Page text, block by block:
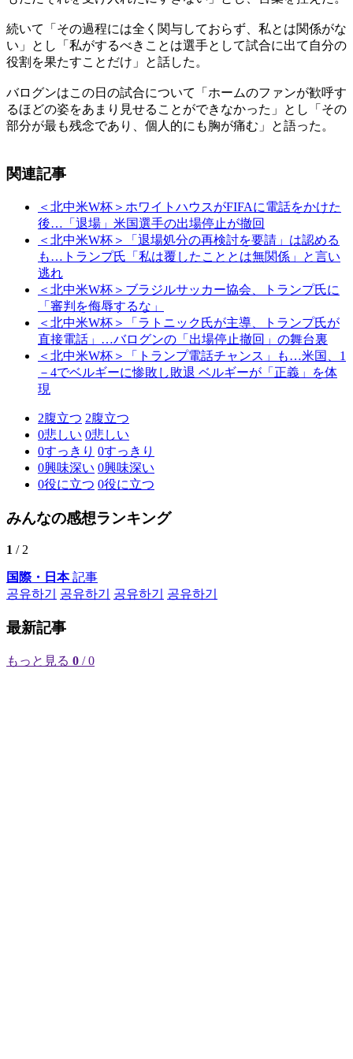
続いて「その過程には全く関与しておらず、私とは関係がな
い」とし「私がするべきことは選手として試合に出て自分の
役割を果たすことだけ」と話した。
バログンはこの日の試合について「ホームのファンが歓呼す
るほどの姿をあまり見せることができなかった」とし「その
部分が最も残念であり、個人的にも胸が痛む」と語った。
関連記事
＜北中米W杯＞ホワイトハウスがFIFAに電話をかけた
後…「退場」米国選手の出場停止が撤回
＜北中米W杯＞「退場処分の再検討を要請」は認める
も…トランプ氏「私は覆したこととは無関係」と言い
逃れ
＜北中米W杯＞ブラジルサッカー協会、トランプ氏に
「審判を侮辱するな」
＜北中米W杯＞「ラトニック氏が主導、トランプ氏が
直接電話」…バログンの「出場停止撤回」の舞台裏
＜北中米W杯＞「トランプ電話チャンス」も…米国、1
－4でベルギーに惨敗し敗退 ベルギーが「正義」を体
現
2腹立つ 2腹立つ
0悲しい 0悲しい
0すっきり 0すっきり
0興味深い 0興味深い
0役に立つ 0役に立つ
みんなの感想ランキング
1 / 2
国際・日本記事
공유하기
공유하기 공유하기 공유하기
最新記事
もっと見る 0 / 0